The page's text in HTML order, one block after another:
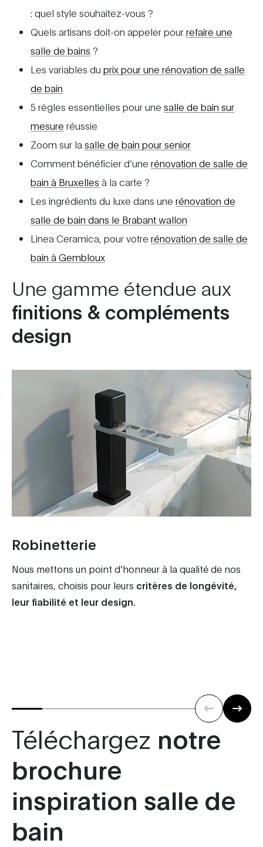
: quel style souhaitez-vous ?
Quels artisans doit-on appeler pourrefaire une
salle de bains ?
Les variables du prix pour une rénovation de salle
de bain
5 règles essentielles pour une salle de bain sur
mesure réussie
Zoom sur la salle de bain pour senior
Comment bénéficier d’une rénovation de salle de
bain à Bruxelles à la carte ?
Les ingrédients du luxe dans une rénovation de
salle de bain dans le Brabant wallon
Linea Ceramica, pour votre rénovation de salle de
bain à Gembloux
Une gamme étendue aux
finitions & compléments
design
Robinetterie
Nous mettons un point d’honneur à la qualité de nos
sanitaires, choisis pour leurs critères de longévité,
leur fiabilité et leur design.
Téléchargez notre
brochure
inspiration salle de
bain